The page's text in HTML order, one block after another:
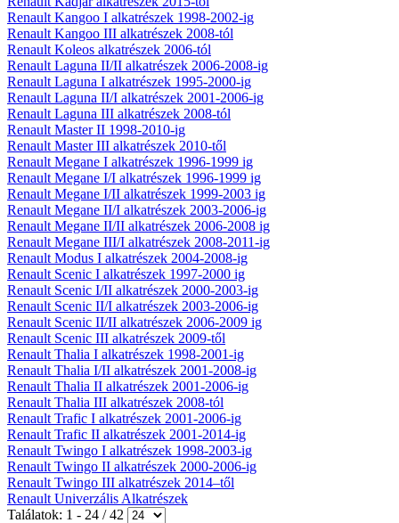
Renault Kangoo I alkatrészek 1998-2002-ig
Renault Kangoo III alkatrészek 2008-tól
Renault Koleos alkatrészek 2006-tól
Renault Laguna II/II alkatrészek 2006-2008-ig
Renault Laguna I alkatrészek 1995-2000-ig
Renault Laguna II/I alkatrészek 2001-2006-ig
Renault Laguna III alkatrészek 2008-tól
Renault Master II 1998-2010-ig
Renault Master III alkatrészek 2010-től
Renault Megane I alkatrészek 1996-1999 ig
Renault Megane I/I alkatrészek 1996-1999 ig
Renault Megane I/II alkatrészek 1999-2003 ig
Renault Megane II/I alkatrészek 2003-2006-ig
Renault Megane II/II alkatrészek 2006-2008 ig
Renault Megane III/I alkatrészek 2008-2011-ig
Renault Modus I alkatrészek 2004-2008-ig
Renault Scenic I alkatrészek 1997-2000 ig
Renault Scenic I/II alkatrészek 2000-2003-ig
Renault Scenic II/I alkatrészek 2003-2006-ig
Renault Scenic II/II alkatrészek 2006-2009 ig
Renault Scenic III alkatrészek 2009-től
Renault Thalia I alkatrészek 1998-2001-ig
Renault Thalia I/II alkatrészek 2001-2008-ig
Renault Thalia II alkatrészek 2001-2006-ig
Renault Thalia III alkatrészek 2008-tól
Renault Trafic I alkatrészek 2001-2006-ig
Renault Trafic II alkatrészek 2001-2014-ig
Renault Twingo I alkatrészek 1998-2003-ig
Renault Twingo II alkatrészek 2000-2006-ig
Renault Twingo III alkatrészek 2014–től
Renault Univerzális Alkatrészek
Találatok: 1 - 24 / 42